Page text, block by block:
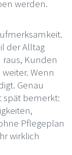
werden.
der Alltag
Kunden
Wenn
Genau
spät bemerkt:
Pflegeplan
wirklich